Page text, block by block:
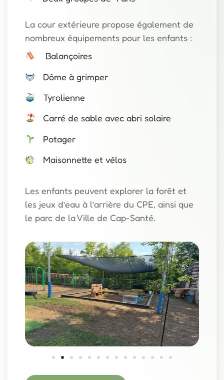
La cour extérieure propose également de
nombreux équipements pour les enfants :
Balançoires
Dôme à grimper
Tyrolienne
Carré de sable avec abri solaire
Potager
Maisonnette et vélos
Les enfants peuvent explorer la forêt et
les jeux d’eau à l’arrière du CPE, ainsi que
le parc de la Ville de Cap-Santé.